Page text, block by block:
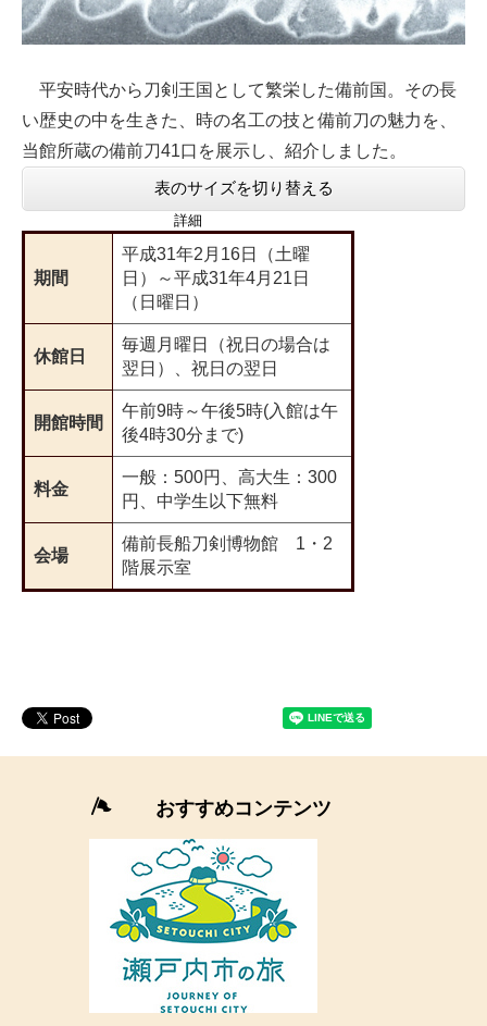
平安時代から刀剣王国として繁栄した備前国。その長
い歴史の中を生きた、時の名工の技と備前刀の魅力を、
当館所蔵の備前刀41口を展示し、紹介しました。
表のサイズを切り替える
詳細
期間
平成31年2月16日（土曜
日）～平成31年4月21日
（日曜日）
休館日
毎週月曜日（祝日の場合は
翌日）、祝日の翌日
開館時間
午前9時～午後5時(入館は午
後4時30分まで)
料金
一般：500円、高大生：300
円、中学生以下無料
会場
備前長船刀剣博物館 1・2
階展示室
リ
おすすめコンテンツ